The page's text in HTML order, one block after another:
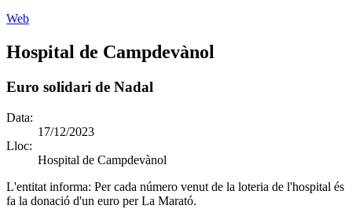
Web
Hospital de Campdevànol
Euro solidari de Nadal
Data:
17/12/2023
Lloc:
Hospital de Campdevànol
L'entitat informa: Per cada número venut de la loteria de l'hospital és
fa la donació d'un euro per La Marató.